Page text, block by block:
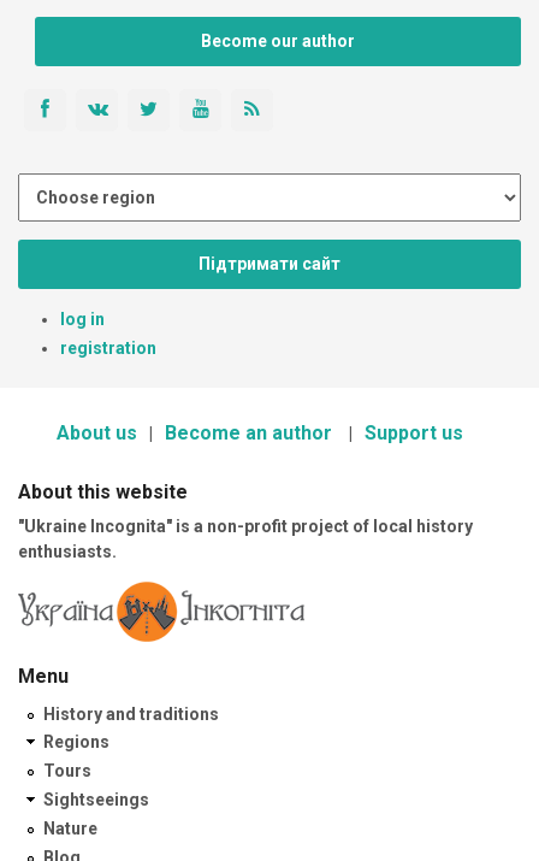
Become our author
Підтримати сайт
log in
registration
About us Become an author Support us
About this website
"Ukraine Incognita" is a non-profit project of local history
enthusiasts.
Menu
History and traditions
Regions
Tours
Sightseeings
Nature
Blog